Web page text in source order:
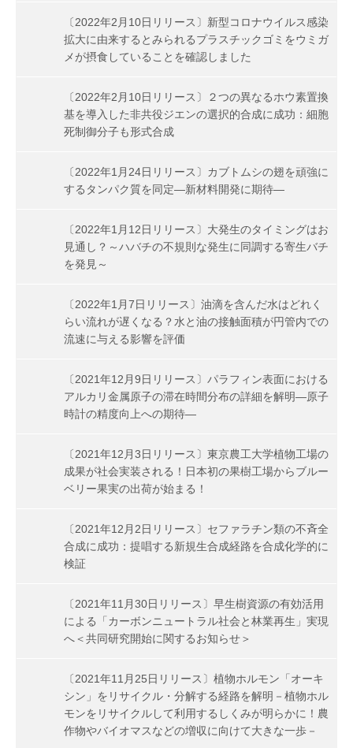
〔2022年2月10日リリース〕新型コロナウイルス感染
拡大に由来するとみられるプラスチックゴミをウミガ
メが摂食していることを確認しました
〔2022年2月10日リリース〕２つの異なるホウ素置換
基を導入した非共役ジエンの選択的合成に成功：細胞
死制御分子も形式合成
〔2022年1月24日リリース〕カブトムシの翅を頑強に
するタンパク質を同定―新材料開発に期待―
〔2022年1月12日リリース〕大発生のタイミングはお
見通し？～ハバチの不規則な発生に同調する寄生バチ
を発見～
〔2022年1月7日リリース〕油滴を含んだ水はどれく
らい流れが遅くなる？水と油の接触面積が円管内での
流速に与える影響を評価
〔2021年12月9日リリース〕パラフィン表面における
アルカリ金属原子の滞在時間分布の詳細を解明―原子
時計の精度向上への期待―
〔2021年12月3日リリース〕東京農工大学植物工場の
成果が社会実装される！日本初の果樹工場からブルー
ベリー果実の出荷が始まる！
〔2021年12月2日リリース〕セファラチン類の不斉全
合成に成功：提唱する新規生合成経路を合成化学的に
検証
〔2021年11月30日リリース〕早生樹資源の有効活用
による「カーボンニュートラル社会と林業再生」実現
へ＜共同研究開始に関するお知らせ＞
〔2021年11月25日リリース〕植物ホルモン「オーキ
シン」をリサイクル・分解する経路を解明－植物ホル
モンをリサイクルして利用するしくみが明らかに！農
作物やバイオマスなどの増収に向けて大きな一歩－